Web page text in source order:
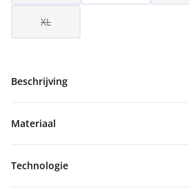
XL
Beschrijving
Materiaal
Technologie